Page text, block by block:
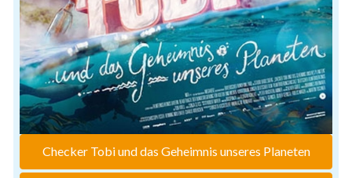
Checker Tobi und das Geheimnis unseres Planeten